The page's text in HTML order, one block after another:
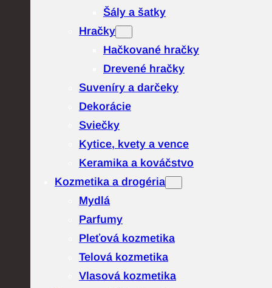
Šály a šatky
Hračky
Hačkované hračky
Drevené hračky
Suveníry a darčeky
Dekorácie
Sviečky
Kytice, kvety a vence
Keramika a kováčstvo
Kozmetika a drogéria
Mydlá
Parfumy
Pleťová kozmetika
Telová kozmetika
Vlasová kozmetika